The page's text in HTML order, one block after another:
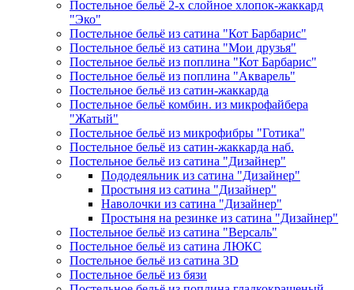
Постельное бельё 2-х слойное хлопок-жаккард
"Эко"
Постельное бельё из сатина "Кот Барбарис"
Постельное бельё из сатина "Мои друзья"
Постельное бельё из поплина "Кот Барбарис"
Постельное бельё из поплина "Акварель"
Постельное бельё из сатин-жаккарда
Постельное бельё комбин. из микрофайбера
"Жатый"
Постельное бельё из микрофибры "Готика"
Постельное бельё из сатин-жаккарда наб.
Постельное бельё из сатина "Дизайнер"
Пододеяльник из сатина "Дизайнер"
Простыня из сатина "Дизайнер"
Наволочки из сатина "Дизайнер"
Простыня на резинке из сатина "Дизайнер"
Постельное бельё из сатина "Версаль"
Постельное бельё из сатина ЛЮКС
Постельное бельё из сатина 3D
Постельное бельё из бязи